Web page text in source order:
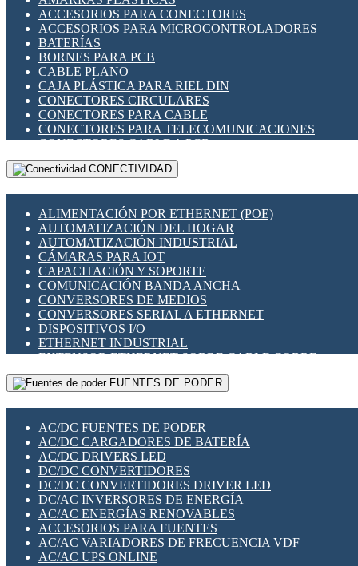
INDICADORES PARA PANEL
INTERFACES DE RELÉ
INTERRUPTORES FIN DE CARRERA
LLAVES CONMUTADORAS
MEDIDORES DE ENERGÍA Y TC'S DE CORRIENTE
MOTORES PASO A PASO
PANTALLAS HMI
PLC -CONTROLADORES LÓGICO PROGRAMABLES
PROGRAMADORES DE HORARIO
RELÉS DE PROTECCIÓN
SENSORES CAPACITIVOS
SENSORES INDUCTIVOS
TEMPORIZADORES
VARIACS
VARIADORES DE FRECUENCIA [VDF]
SECCIONADORES - INTERRUPTORES
MAQUINARIA
ACCESORIOS PARA CONECTORES
ACCESORIOS PARA MICROCONTROLADORES
BATERÍAS
BORNES PARA PCB
CABLE PLANO
CAJA PLÁSTICA PARA RIEL DIN
CONECTORES CIRCULARES
CONECTORES PARA CABLE
CONECTORES PARA TELECOMUNICACIONES
CONECTORES CABLE A PCB
CONECTORES PCB A CABLE
DIP SWITCHES
HERRAMIENTAS VARIAS
ILUMINACIÓN LED
INTERRUPTORES REED
INTERFACES DE RELÉ
OTROS RELÉS
PROTECCIÓN TÉRMICA
RELÉS AUTOMOTRICES
RELÉS DE SEÑAL
RELÉS DE ESTADO SÓLIDO SSR
RELÉS INDUSTRIALES
RELÉS MINIATURA DE POTENCIA
SENSORES MAGNÉTICOS
SWITCH Y MICROSWITCH
TARJETAS PI
UNIÓN Y DERIVACIÓN DE CABLE
CONECTIVIDAD
ALIMENTACIÓN POR ETHERNET (POE)
AUTOMATIZACIÓN DEL HOGAR
AUTOMATIZACIÓN INDUSTRIAL
CÁMARAS PARA IOT
CAPACITACIÓN Y SOPORTE
COMUNICACIÓN BANDA ANCHA
CONVERSORES DE MEDIOS
CONVERSORES SERIAL A ETHERNET
DISPOSITIVOS I/O
ETHERNET INDUSTRIAL
EXTENSOR ETHERNET SOBRE CABLE COBRE
GATEWAY LORAWAN
GESTIÓN DE REDES
PLACAS MODULARES IOT
SWITCHES Y REDES WIFI
SOLUCIONES IOT
SOLUCIONES LORAWAN
SOLUCIONES RED CELULAR
SEGURIDAD PARA REDES
SWITCHES LAN
TELEFONÍA IP (VOIP)
VIGILANCIA IP (CCTV)
MESHTASTIC
FUENTES DE PODER
AC/DC FUENTES DE PODER
AC/DC CARGADORES DE BATERÍA
AC/DC DRIVERS LED
DC/DC CONVERTIDORES
DC/DC CONVERTIDORES DRIVER LED
DC/AC INVERSORES DE ENERGÍA
AC/AC ENERGÍAS RENOVABLES
ACCESORIOS PARA FUENTES
AC/AC VARIADORES DE FRECUENCIA VDF
AC/AC UPS ONLINE